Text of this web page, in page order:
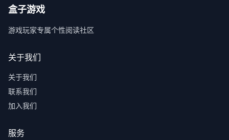
盒子游戏
游戏玩家专属个性阅读社区
关于我们
关于我们
联系我们
加入我们
服务